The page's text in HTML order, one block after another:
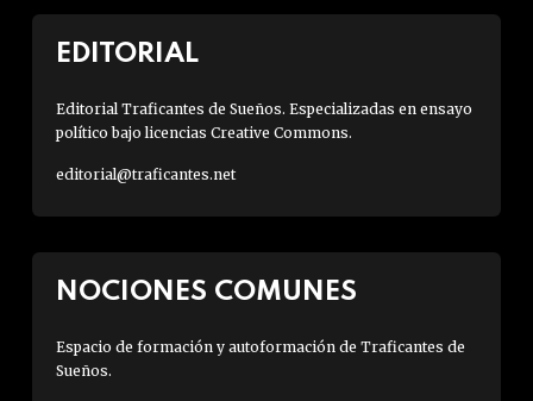
EDITORIAL
Editorial Traficantes de Sueños. Especializadas en ensayo
político bajo licencias Creative Commons.
editorial@traficantes.net
NOCIONES COMUNES
Espacio de formación y autoformación de Traficantes de
Sueños.